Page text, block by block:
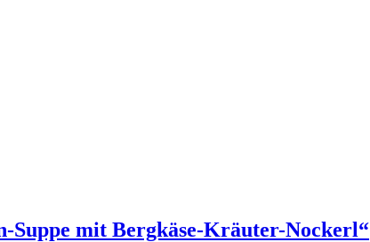
Suppe mit Bergkäse-Kräuter-Nockerl“